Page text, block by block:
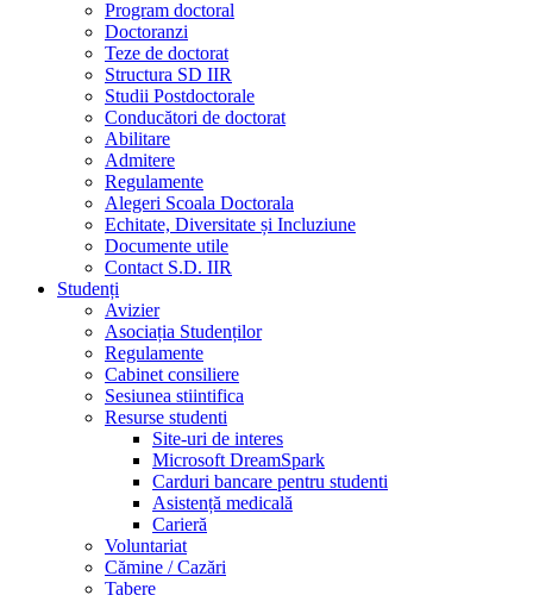
Program doctoral
Doctoranzi
Teze de doctorat
Structura SD IIR
Studii Postdoctorale
Conducători de doctorat
Abilitare
Admitere
Regulamente
Alegeri Scoala Doctorala
Echitate, Diversitate și Incluziune
Documente utile
Contact S.D. IIR
Studenți
Avizier
Asociația Studenților
Regulamente
Cabinet consiliere
Sesiunea stiintifica
Resurse studenti
Site-uri de interes
Microsoft DreamSpark
Carduri bancare pentru studenti
Asistență medicală
Carieră
Voluntariat
Cămine / Cazări
Tabere